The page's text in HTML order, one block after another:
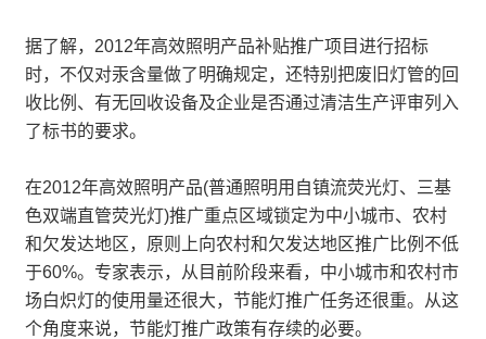
据了解，2012年高效照明产品补贴推广项目进行招标
时，不仅对汞含量做了明确规定，还特别把废旧灯管的回
收比例、有无回收设备及企业是否通过清洁生产评审列入
了标书的要求。
在2012年高效照明产品(普通照明用自镇流荧光灯、三基
色双端直管荧光灯)推广重点区域锁定为中小城市、农村
和欠发达地区，原则上向农村和欠发达地区推广比例不低
于60%。专家表示，从目前阶段来看，中小城市和农村市
场白炽灯的使用量还很大，节能灯推广任务还很重。从这
个角度来说，节能灯推广政策有存续的必要。